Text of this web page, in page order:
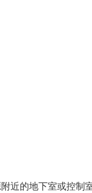
近的地下室或控制